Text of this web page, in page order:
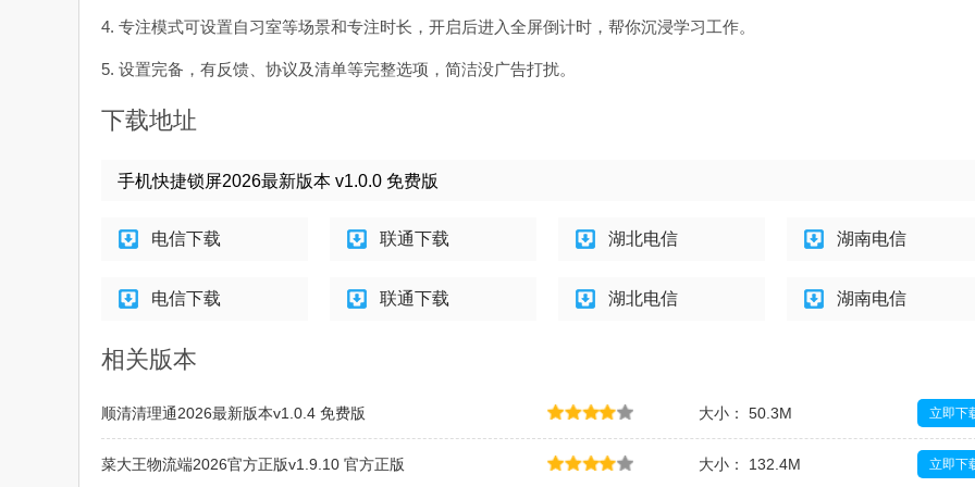
4. 专注模式可设置自习室等场景和专注时长，开启后进入全屏倒计时，帮你沉浸学习工作。
5. 设置完备，有反馈、协议及清单等完整选项，简洁没广告打扰。
下载地址
手机快捷锁屏2026最新版本 v1.0.0 免费版
电信下载 联通下载 湖北电信 湖南电信
电信下载 联通下载 湖北电信 湖南电信
相关版本
顺清清理通2026最新版本v1.0.4 免费版 大小： 50.3M 立即下
菜大王物流端2026官方正版v1.9.10 官方正版 大小： 132.4M 立即下